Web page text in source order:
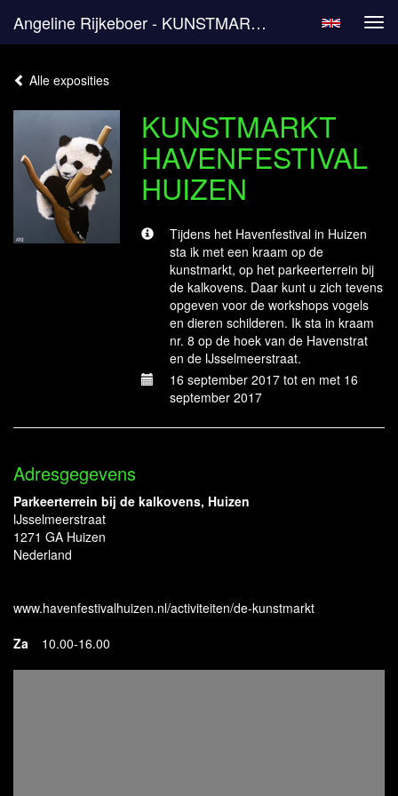
Angeline Rijkeboer - KUNSTMARKT HAVENFESTIVAL HUIZEN
Alle exposities
KUNSTMARKT
HAVENFESTIVAL
HUIZEN
Tijdens het Havenfestival in Huizen
sta ik met een kraam op de
kunstmarkt, op het parkeerterrein bij
de kalkovens. Daar kunt u zich tevens
opgeven voor de workshops vogels
en dieren schilderen. Ik sta in kraam
nr. 8 op de hoek van de Havenstrat
en de IJsselmeerstraat.
16 september 2017 tot en met 16
september 2017
Adresgegevens
Parkeerterrein bij de kalkovens, Huizen
IJsselmeerstraat
1271 GA Huizen
Nederland
www.havenfestivalhuizen.nl/activiteiten/de-kunstmarkt
Za
10.00-16.00